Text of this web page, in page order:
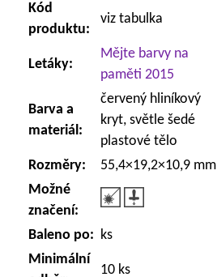
Kód
produktu:
viz tabulka
Letáky:
Mějte barvy na
paměti 2015
Barva a
materiál:
červený hliníkový
kryt, světle šedé
plastové tělo
Rozměry:
55,4×19,2×10,9 mm
Možné
značení:
Baleno po: ks
Minimální
10 ks